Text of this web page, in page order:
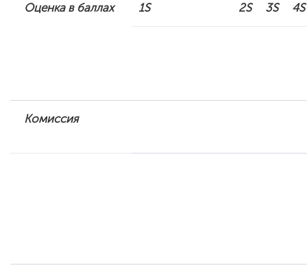
Оценка в баллах 1S 2S 3S 4S
Комиссия